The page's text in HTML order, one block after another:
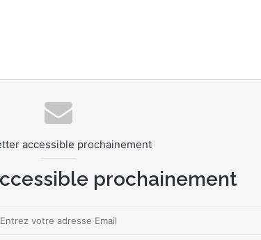
accessible prochainement
prochainement